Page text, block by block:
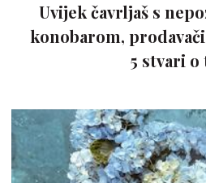
Uvijek čavrljaš s
konobarom,
5 stvari o